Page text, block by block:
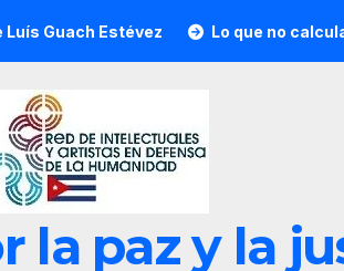
Lo que no calcularon,
la paz y la